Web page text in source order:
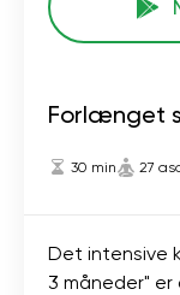
Forlænget
30 min 27
Det intensive
3 måneder"